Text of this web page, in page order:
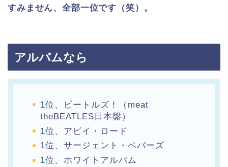
すみません、全部一位です（笑）。
アルバムなら
1位、ビートルズ！（meat
theBEATLES日本盤）
1位、アビイ・ロード
1位、サージェント・ペパーズ
1位、ホワイトアルバム